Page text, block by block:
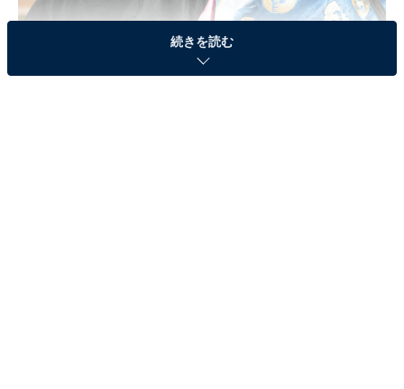
公式Webサイト
続きを読む